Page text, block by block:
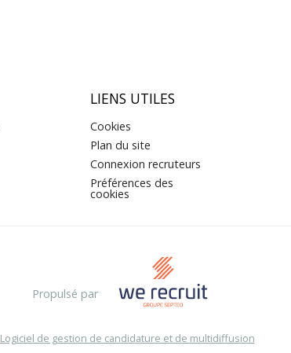
LIENS UTILES
Cookies
Plan du site
Connexion recruteurs
Préférences des
cookies
Propulsé par
Logiciel de gestion de candidature et de multidiffusion